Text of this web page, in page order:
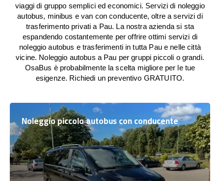
viaggi di gruppo semplici ed economici. Servizi di noleggio
autobus, minibus e van con conducente, oltre a servizi di
trasferimento privati a Pau. La nostra azienda si sta
espandendo costantemente per offrire ottimi servizi di
noleggio autobus e trasferimenti in tutta Pau e nelle città
vicine. Noleggio autobus a Pau per gruppi piccoli o grandi.
OsaBus è probabilmente la scelta migliore per le tue
esigenze. Richiedi un preventivo GRATUITO.
Noleggio piccolo autobus con conducente